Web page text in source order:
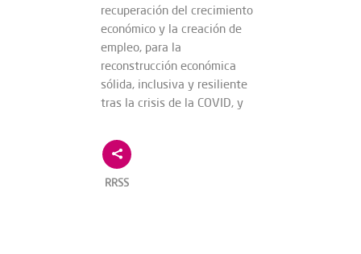
recuperación del crecimiento
económico y la creación de
empleo, para la
reconstrucción económica
sólida, inclusiva y resiliente
tras la crisis de la COVID, y
RRSS